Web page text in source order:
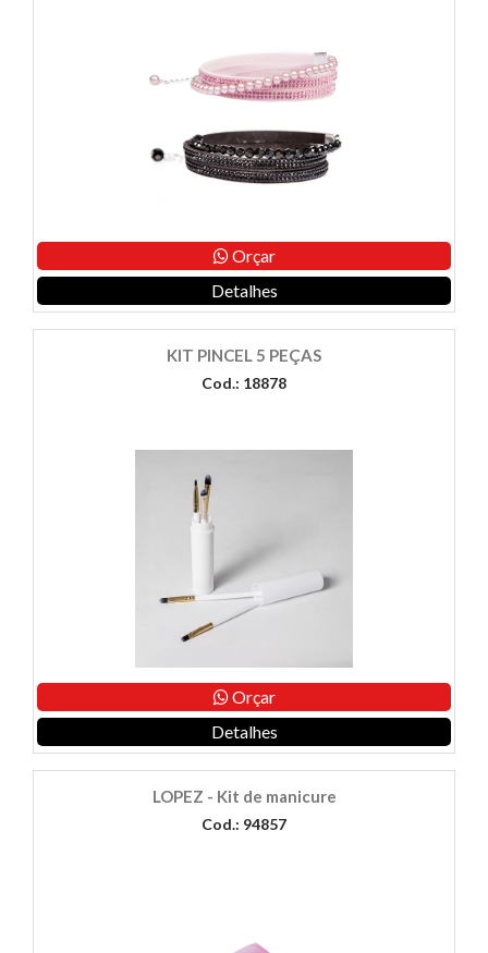
Orçar
Detalhes
KIT PINCEL 5 PEÇAS
Cod.: 18878
Orçar
Detalhes
LOPEZ - Kit de manicure
Cod.: 94857